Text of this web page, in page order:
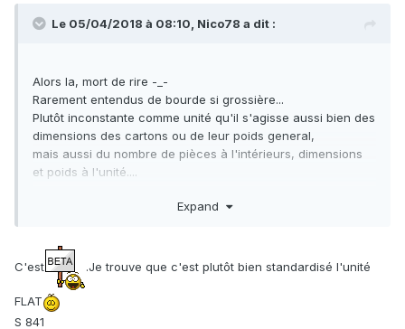
Le 05/04/2018 à 08:10, Nico78 a dit :
Alors la, mort de rire -_-
Rarement entendus de bourde si grossière...
Plutôt inconstante comme unité qu'il s'agisse aussi bien des
dimensions des cartons ou de leur poids general,
mais aussi du nombre de pièces à l'intérieurs, dimensions
et poids à l'unité....
Expand
C'est .Je trouve que c'est plutôt bien standardisé l'unité
FLAT
S 841